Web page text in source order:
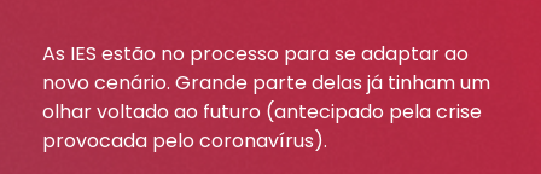
As IES estão no processo para se adaptar ao
novo cenário. Grande parte delas já tinham um
olhar voltado ao futuro (antecipado pela crise
provocada pelo coronavírus).